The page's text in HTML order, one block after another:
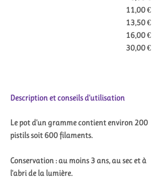
11,00 €
13,50 €
16,00 €
30,00 €
Description et conseils d'utilisation
Le pot d'un gramme contient environ 200
pistils soit 600 filaments.
Conservation : au moins 3 ans, au sec et à
l'abri de la lumière.